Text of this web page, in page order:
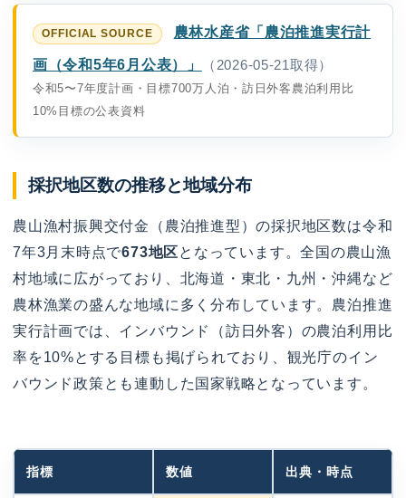
農林水産省「農泊推進実行計
画（令和5年6月公表）」
（2026-05-21取得）
令和5〜7年度計画・目標700万人泊・訪日外客農泊利用比
10%目標の公表資料
採択地区数の推移と地域分布
農山漁村振興交付金（農泊推進型）の採択地区数は令和
7年3月末時点で673地区となっています。全国の農山漁
村地域に広がっており、北海道・東北・九州・沖縄など
農林漁業の盛んな地域に多く分布しています。農泊推進
実行計画では、インバウンド（訪日外客）の農泊利用比
率を10%とする目標も掲げられており、観光庁のイン
バウンド政策とも連動した国家戦略となっています。
指標 数値 出典・時点